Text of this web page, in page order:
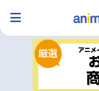
ランキング